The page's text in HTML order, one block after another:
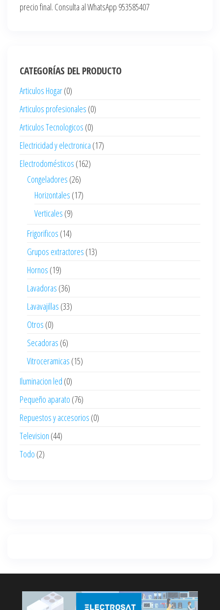
precio final. Consulta al WhatsApp 953585407
CATEGORÍAS DEL PRODUCTO
Articulos Hogar(0)
Articulos profesionales (0)
Articulos Tecnologicos (0)
Electricidad y electronica (17)
Electrodomésticos (162)
Congeladores (26)
Horizontales (17)
Verticales (9)
Frigorificos (14)
Grupos extractores (13)
Hornos (19)
Lavadoras (36)
Lavavajillas (33)
Otros (0)
Secadoras (6)
Vitroceramicas (15)
Iluminacion led (0)
Pequeño aparato (76)
Repuestos y accesorios (0)
Television (44)
Todo (2)